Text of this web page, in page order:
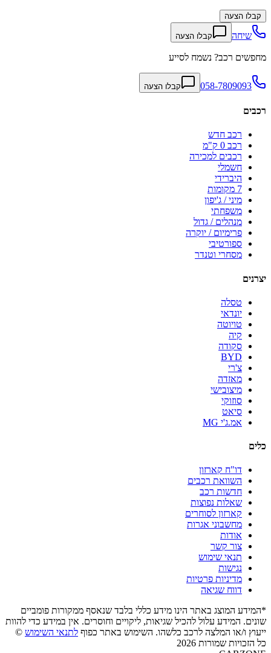
קבלו הצעה
שיחה קבלו הצעה
מחפשים רכב? נשמח לסייע
058-7809093 קבלו הצעה
רכבים
רכב חדש
רכב 0 ק"מ
רכבים למכירה
חשמלי
היברידי
7 מקומות
מיני / ג'יפון
משפחתי
מנהלים / גדול
פרימיום / יוקרה
ספורטיבי
מסחרי וטנדר
יצרנים
טסלה
יונדאי
טויוטה
קיה
סקודה
BYD
צ'רי
מאזדה
מיצובישי
סוזוקי
סיאט
אמ.ג'י MG
כלים
דו"ח קארזון
השוואת רכבים
חדשות רכב
שאלות נפוצות
קארזון לסוחרים
מחשבוני אגרות
אודות
צור קשר
תנאי שימוש
נגישות
מדיניות פרטיות
דווח שגיאה
*המידע המוצג באתר הינו מידע כללי בלבד שנאסף ממקורות פומביים
שונים. המידע עלול להכיל שגיאות, ליקויים וחוסרים. אין במידע כדי להוות
ייעוץ ו/או המלצה לרכב כלשהו. השימוש באתר כפוף לתנאי השימוש ©
כל הזכויות שמורות 2026